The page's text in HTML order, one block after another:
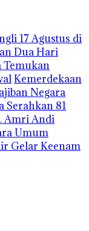
17 Agustus di
Dua Hari
Temukan
Kemerdekaan
Negara
Serahkan 81
Amri Andi
Umum
Gelar Keenam